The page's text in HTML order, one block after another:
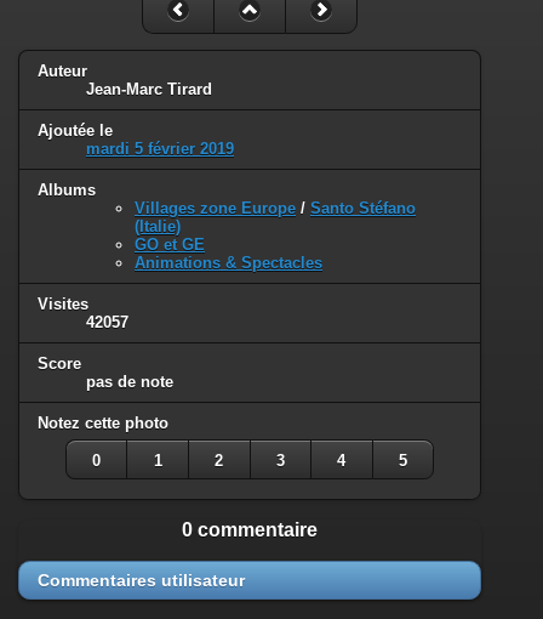
Auteur
Jean-Marc Tirard
Ajoutée le
mardi 5 février 2019
Albums
Villages zone Europe / Santo Stéfano
(Italie)
GO et GE
Animations & Spectacles
Visites
42057
Score
pas de note
Notez cette photo
0 1 2 3 4 5
0 commentaire
Commentaires utilisateur